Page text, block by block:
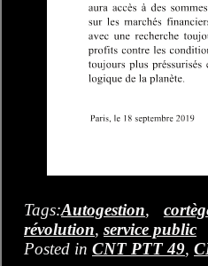
Tags:Autogestion,
révolution, service public
Posted in CNT PTT 49,